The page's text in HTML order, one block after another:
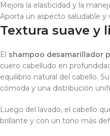
Mejora la elasticidad y la
Aporta un aspecto saludable y
Textura suave y
El shampoo desamarillador
cuero cabelludo en
equilibrio natural del cabello.
cómoda y una distribución
Luego del lavado, el cabello
brillante y con un tono más